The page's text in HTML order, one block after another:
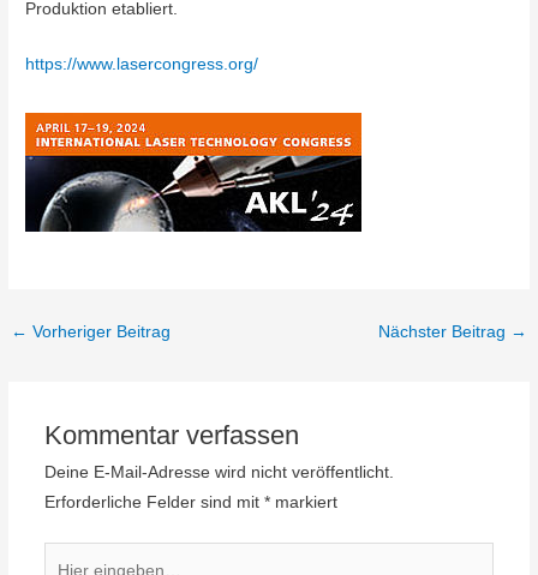
Produktion etabliert.
https://www.lasercongress.org/
← Vorheriger Beitrag Nächster Beitrag →
Kommentar verfassen
Deine E-Mail-Adresse wird nicht veröffentlicht.
Erforderliche Felder sind mit *markiert